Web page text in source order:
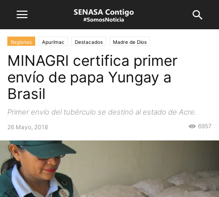
Regiones Apurímac Destacados Madre de Dios
MINAGRI certifica primer
envío de papa Yungay a
Brasil
Primer envío del tubérculo se destinó al estado de Acre.
26 Mayo, 2018 6957